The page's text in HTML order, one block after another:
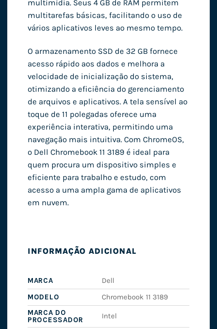
multimídia. Seus 4 GB de RAM permitem
multitarefas básicas, facilitando o uso de
vários aplicativos leves ao mesmo tempo.
O armazenamento SSD de 32 GB fornece
acesso rápido aos dados e melhora a
velocidade de inicialização do sistema,
otimizando a eficiência do gerenciamento
de arquivos e aplicativos. A tela sensível ao
toque de 11 polegadas oferece uma
experiência interativa, permitindo uma
navegação mais intuitiva. Com ChromeOS,
o Dell Chromebook 11 3189 é ideal para
quem procura um dispositivo simples e
eficiente para trabalho e estudo, com
acesso a uma ampla gama de aplicativos
em nuvem.
INFORMAÇÃO ADICIONAL
MARCA
Dell
MODELO
Chromebook 11 3189
MARCA DO
PROCESSADOR
Intel